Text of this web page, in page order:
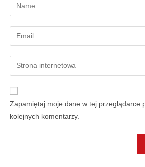
Zapamiętaj moje dane w tej przeglądarce
kolejnych komentarzy.